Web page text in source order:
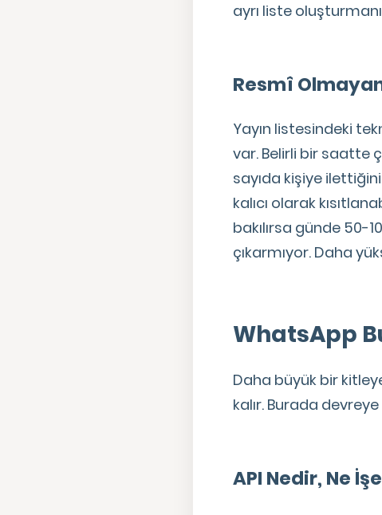
ayrı liste
Resmî
Yayın listesindeki
var. Belirli bir saatte
sayıda kişiye
kalıcı olarak
bakılırsa günde 50-
çıkarmıyor. Daha
WhatsApp
Daha büyük bir
kalır. Burada
API Nedir, Ne